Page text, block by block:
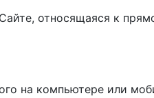
относящаяся к
на компьютере или